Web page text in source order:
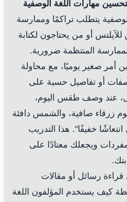
مهارات اللغة الوصفية
يتطلب تراكمًا وممارسة
أو من يحتاجون لكتابة
المنتظمة ضرورية.
أمر صغير يوميًا، مع محاولة
أو تفاصيل حسية على
عند وصف طقس اليوم،
زرقاء صافية، والشمس دافئة
خفيفًا". هذا التدريب
ويجعلك معتادًا على
رسائل أو مقالات
كيف يستخدم المؤلفون اللغة